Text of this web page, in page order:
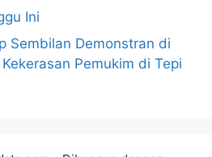
Ini
Sembilan Demonstran di
Pemukim di Tepi